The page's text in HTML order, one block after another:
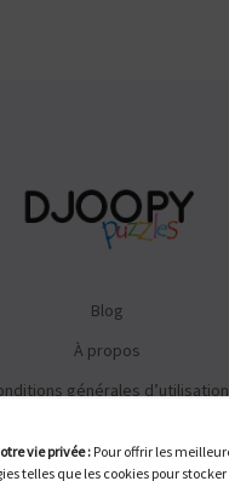
vie privée : Pour offrir les
telles que les cookies pour
Blog
À propos
générales d’utilisation
FAQ